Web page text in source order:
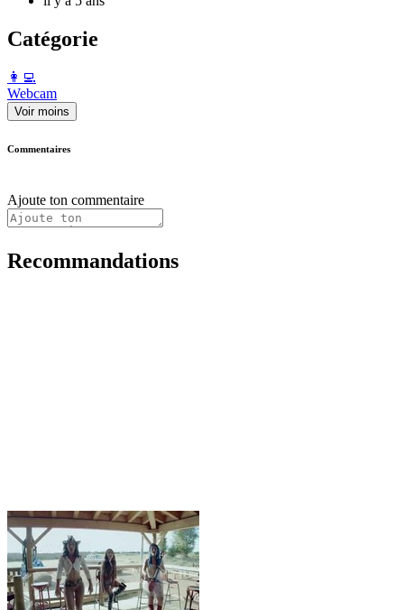
Catégorie
️👩‍💻️
Webcam
Voir moins
Commentaires
Ajoute ton commentaire
Recommandations